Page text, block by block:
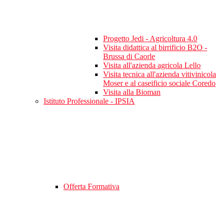
Progetto Jedi - Agricoltura 4.0
Visita didattica al birrificio B2O -
Brussa di Caorle
Visita all'azienda agricola Lello
Visita tecnica all'azienda vitivinicola
Moser e al caseificio sociale Coredo
Visita alla Bioman
Istituto Professionale - IPSIA
Offerta Formativa